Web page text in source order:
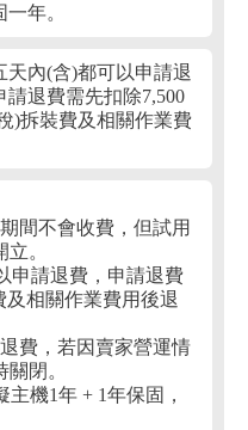
年。
天內(含)都可以申請退
請退費需先扣除7,500
)拆裝費及相關作業費
間不會收費，但試用
。
申請退費，申請退費
及相關作業費用後退
費，若因賣家營運情
閉。
主機1年 + 1年保固，